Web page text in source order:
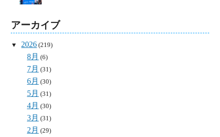
アーカイブ
2026 (219)
8月 (6)
7月 (31)
6月 (30)
5月 (31)
4月 (30)
3月 (31)
2月 (29)